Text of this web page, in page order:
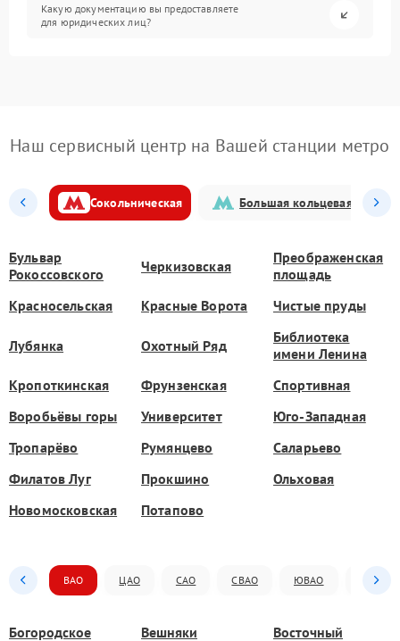
Какую документацию вы предоставляете
для юридических лиц?
Наш сервисный центр на Вашей станции метро
Сокольническая Большая кольцевая
Бульвар
Рокоссовского
Черкизовская
Преображенская
площадь
Красносельская
Красные Ворота Чистые пруды
Лубянка Охотный Ряд
Библиотека
имени Ленина
Кропоткинская
Фрунзенская
Спортивная
Воробьёвы горы
Университет
Юго-Западная
Тропарёво
Румянцево
Саларьево
Филатов Луг
Прокшино
Ольховая
Новомосковская
Потапово
ВАО ЦАО САО СВАО ЮВАО ЮАО
Богородское Вешняки Восточный